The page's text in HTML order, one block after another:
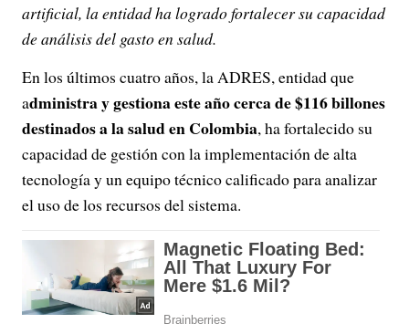
artificial, la entidad ha logrado fortalecer su capacidad
de análisis del gasto en salud.
En los últimos cuatro años, la ADRES, entidad que
administra y gestiona este año cerca de $116 billones
destinados a la salud en Colombia, ha fortalecido su
capacidad de gestión con la implementación de alta
tecnología y un equipo técnico calificado para analizar
el uso de los recursos del sistema.